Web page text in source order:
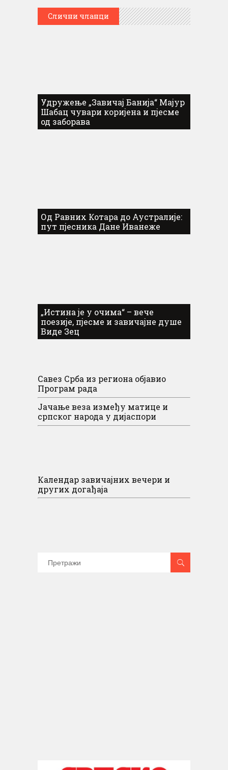
Слични чланци
Удружење „Завичај Банија“ Мајур
Шабац чувари коријена и пјесме
од заборава
Од Равних Котара до Аустралије:
пут пјесника Дане Иванеже
„Истина је у очима“ – вече
поезије, пјесме и завичајне душе
Виде Зец
Савез Срба из региона објавио
Програм рада
Јачање веза између матице и
српског народа у дијаспори
Календар завичајних вечери и
других догађаја